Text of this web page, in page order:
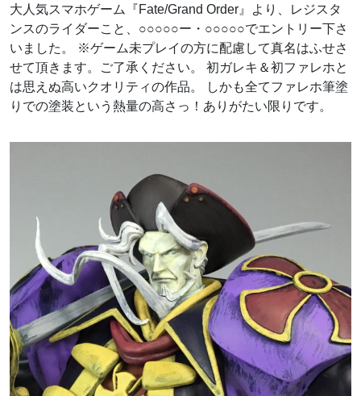
大人気スマホゲーム『Fate/Grand Order』より、レジスタ
ンスのライダーこと、○○○○○ー・○○○○○でエントリー下さ
いました。 ※ゲーム未プレイの方に配慮して真名はふせさ
せて頂きます。ご了承ください。 初ガレキ＆初ファレホと
は思えぬ高いクオリティの作品。 しかも全てファレホ筆塗
りでの塗装という熱量の高さっ！ありがたい限りです。